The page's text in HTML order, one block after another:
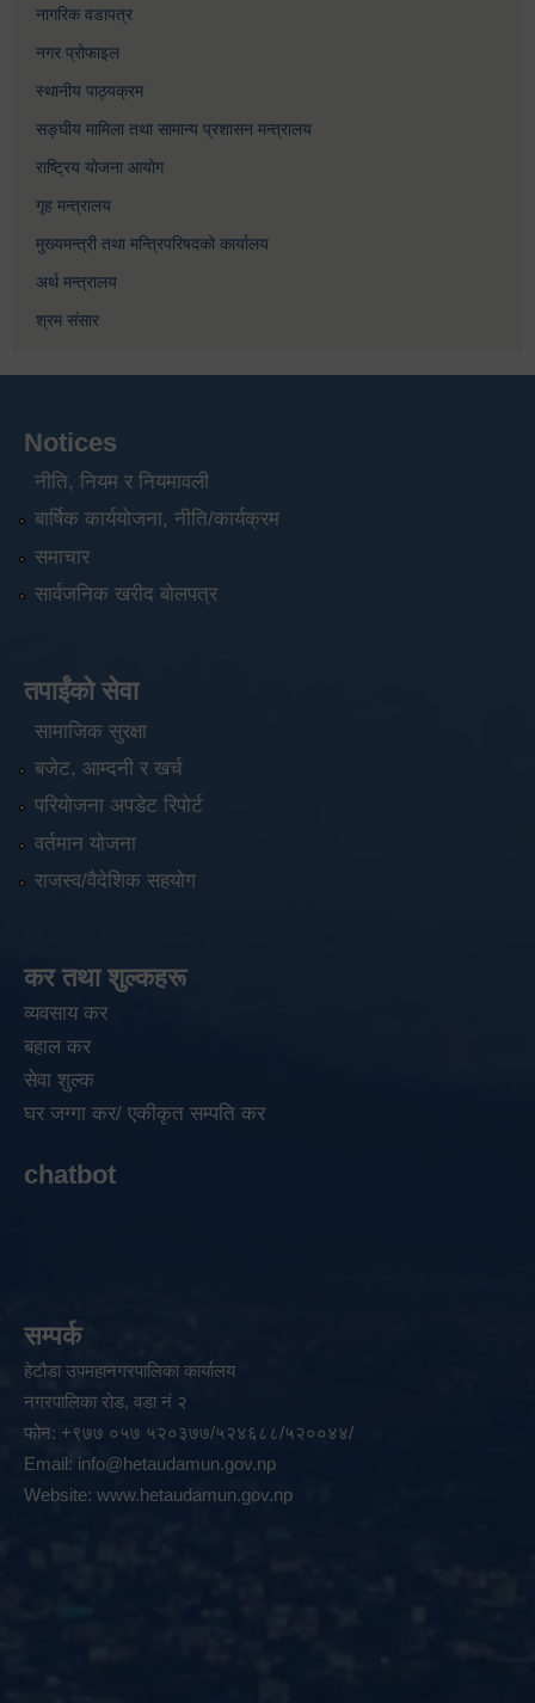
नागरिक वडापत्र
नगर प्रोफाइल
स्थानीय पाठ्यक्रम
सङ्घीय मामिला तथा सामान्य प्रशासन मन्त्रालय
राष्ट्रिय योजना आयोग
गृह मन्त्रालय
मुख्यमन्त्री तथा मन्त्रिपरिषदको कार्यालय
अर्थ मन्त्रालय
श्रम संसार
Notices
नीति, नियम र नियमावली
बार्षिक कार्ययोजना, नीति/कार्यक्रम
समाचार
सार्वजनिक खरीद बोलपत्र
तपाईंको सेवा
सामाजिक सुरक्षा
बजेट, आम्दनी र खर्च
परियोजना अपडेट रिपोर्ट
वर्तमान योजना
राजस्व/वैदेशिक सहयोग
कर तथा शुल्कहरू
व्यवसाय कर
बहाल कर
सेवा शुल्क
घर जग्गा कर/ एकीकृत सम्पति कर
chatbot
सम्पर्क
हेटौडा उपमहानगरपालिका कार्यालय
नगरपालिका रोड, वडा नं २
फोन: +९७७ ०५७ ५२०३७७/५२४६८८/५२००४४/
Email: info@hetaudamun.gov.np
Website: www.hetaudamun.gov.np